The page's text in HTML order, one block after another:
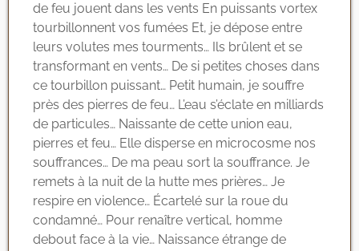
de feu jouent dans les vents En puissants vortex
tourbillonnent vos fumées Et, je dépose entre
leurs volutes mes tourments… Ils brûlent et se
transformant en vents… De si petites choses dans
ce tourbillon puissant… Petit humain, je souffre
près des pierres de feu… L’eau s’éclate en milliards
de particules… Naissante de cette union eau,
pierres et feu… Elle disperse en microcosme nos
souffrances… De ma peau sort la souffrance. Je
remets à la nuit de la hutte mes prières… Je
respire en violence… Écartelé sur la roue du
condamné… Pour renaître vertical, homme
debout face à la vie… Naissance étrange de